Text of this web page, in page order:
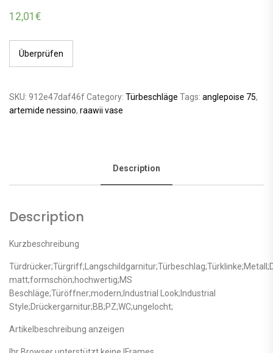
12,01 €
Überprüfen
SKU: 912e47daf46fCategory: Türbeschläge Tags: anglepoise 75,
artemide nessino, raawii vase
Description
Description
Kurzbeschreibung
matt;formschön;hochwertig;MS
Beschläge;Türöffner;modern;Industrial Look;Industrial
Style;Drückergarnitur;BB;PZ;WC;ungelocht;
Artikelbeschreibung anzeigen